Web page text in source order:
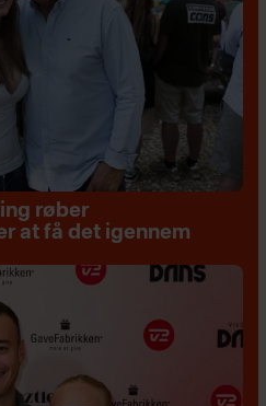
røber
at få det igennem